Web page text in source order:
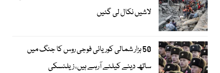
لاشیں نکال لی گئیں
50 ہزار شمالی کوریائی فوجی روس کا جنگ میں
ساتھ دینے کیلئے آرہے ہیں، زیلنسکی